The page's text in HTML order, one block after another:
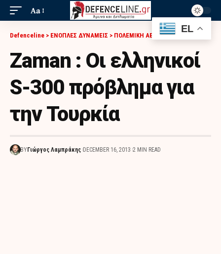
Aa
Defenceline > ΕΝΟΠΛΕΣ ΔΥΝΑΜΕΙΣ > ΠΟΛΕΜΙΚΗ ΑΕΡΟΠΟΡΙΑ
Zaman : Οι ελληνικοί
S-300 πρόβλημα για
την Τουρκία
BY Γιώργος Λαμπράκης DECEMBER 16, 2013 2 MIN READ
EL